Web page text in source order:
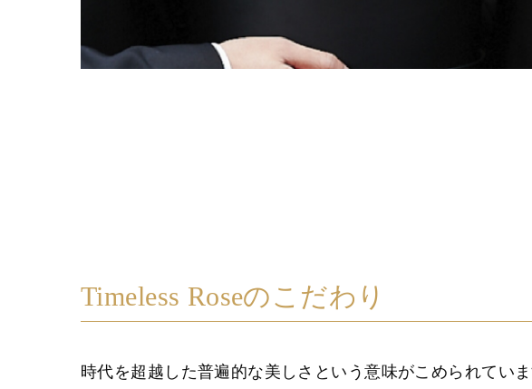
Timeless Roseのこだわり
時代を超越した普遍的な美しさという意味がこめられていま